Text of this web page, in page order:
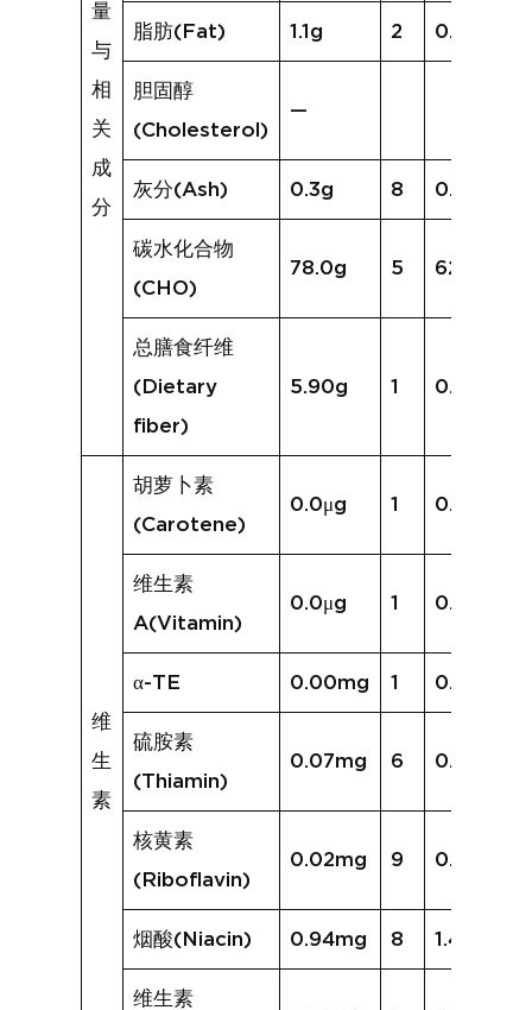
量
与
相
关
成
分
脂肪(Fat) 1.1g 2 0.6g
胆固醇
(Cholesterol)
—
灰分(Ash) 0.3g 8 0.6g
碳水化合物
(CHO)
78.0g 5 62.2g
总膳食纤维
(Dietary
fiber)
5.90g 1 0.6g
维
生
素
胡萝卜素
(Carotene)
0.0μg 1 0.0μg
维生素
A(Vitamin)
0.0μg 1 0.0μg
α-TE 0.00mg 1 0.00mg
硫胺素
(Thiamin)
0.07mg 6 0.08mg
核黄素
(Riboflavin)
0.02mg 9 0.04mg
烟酸(Niacin) 0.94mg 8 1.46mg
维生素